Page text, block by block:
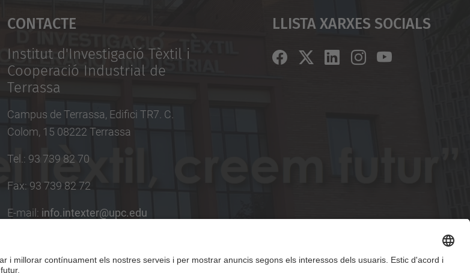
Contacte
Institut d'Investigació Tèxtil i
Cooperació Industrial de
Terrassa
Campus de Terrassa, Edifici TR7. C.
Colom, 15 08222 Terrassa
Tel. : 93 739 82 70
Fax: 93 739 82 72
E-mail : info.intexter@upc.edu
Formulari de contacte
Llista Xarxes Socials